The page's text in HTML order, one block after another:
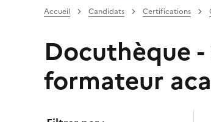
Accueil Candidats Certifications
Docuthèque
formateur